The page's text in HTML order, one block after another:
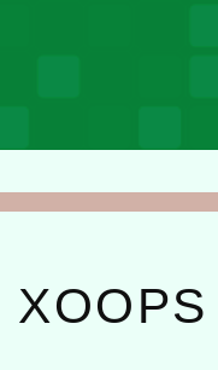
XOOPS